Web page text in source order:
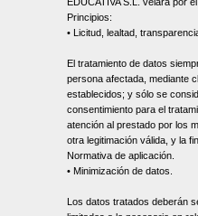
Principios:
• Licitud, lealtad,
El tratamiento de datos
persona afectada, mediante
establecidos; y sólo se
consentimiento para el
atención al prestado por los
otra legitimación válida, y la
Normativa de aplicación.
• Minimización de datos.
Los datos tratados deberán